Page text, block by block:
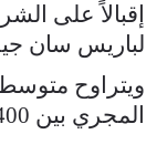
إقبالاً على
لباريس سان
ويتراوح
المجري بين 1400 وحتى 2075 يورو شهرياً.